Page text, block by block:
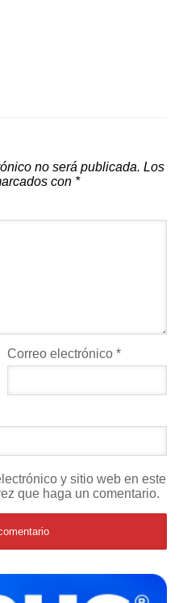
no será publicada. Los
con *
Correo electrónico*
y sitio web en este
que haga un comentario.